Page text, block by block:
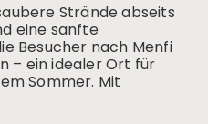
Strände abseits
eine sanfte
Besucher nach Menfi
– ein idealer Ort für
Sommer. Mit